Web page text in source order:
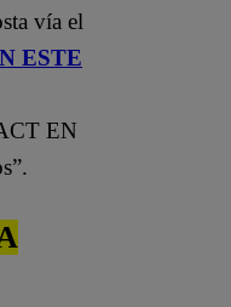
vía el
ESTE
EN